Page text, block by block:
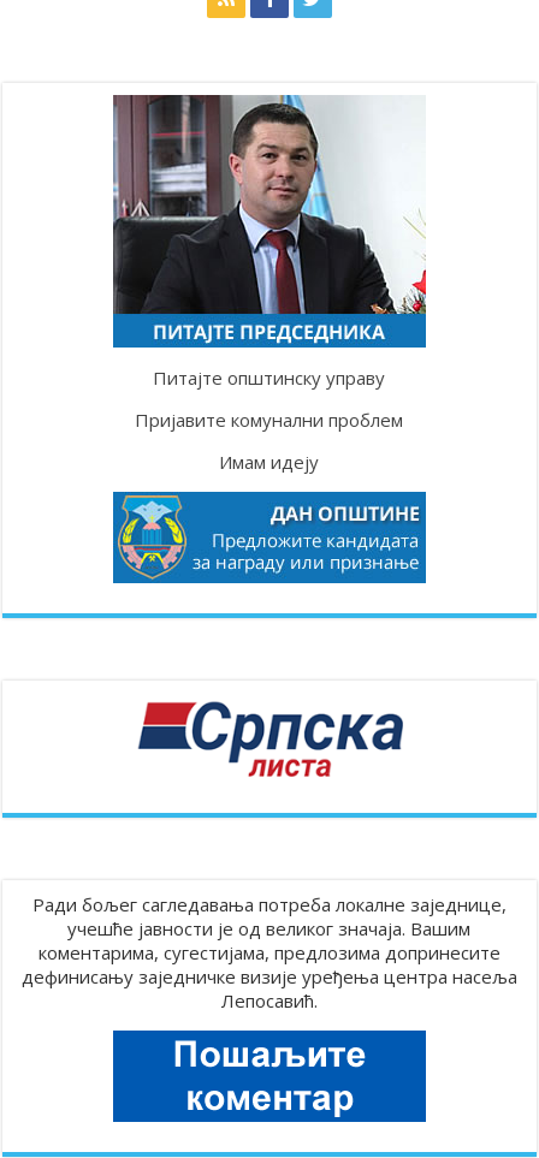
Питајте општинску управу
Пријавите комунални проблем
Имам идеју
Ради бољег сагледавања потреба локалне заједнице,
учешће јавности је од великог значаја. Вашим
коментарима, сугестијама, предлозима допринесите
дефинисању заједничке визије уређења центра насеља
Лепосавић.